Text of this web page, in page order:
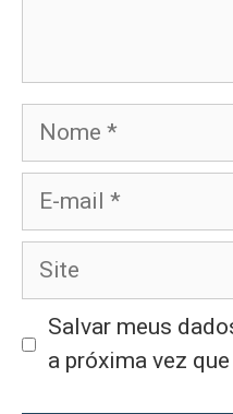
Nome
Site
Salvar meus
a próxima vez